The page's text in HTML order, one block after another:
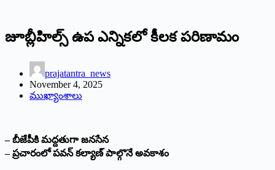
జూబ్లీహిల్స్‌ ఉప ఎన్నికలో కీలక పరిణామం
prajatantra_news
November 4, 2025
ముఖ్యాంశాలు
– బీజేపీకి మద్దతుగా జనసేన
– ప్రచారంలో పవన్‌ కల్యాణ్‌ పాల్గొనే అవకాశం